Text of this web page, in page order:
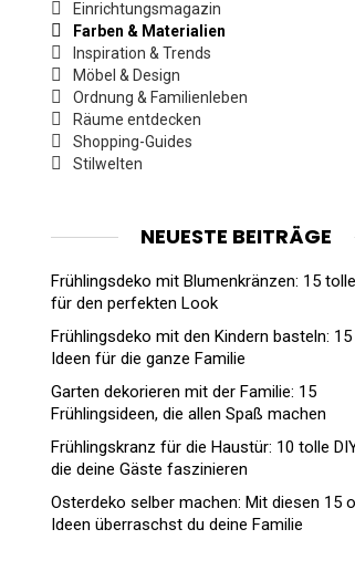
Einrichtungsmagazin
Farben & Materialien
Inspiration & Trends
Möbel & Design
Ordnung & Familienleben
Räume entdecken
Shopping-Guides
Stilwelten
NEUESTE BEITRÄGE
Frühlingsdeko mit Blumenkränzen: 15
für den perfekten Look
Frühlingsdeko mit den Kindern basteln:
Ideen für die ganze Familie
Garten dekorieren mit der Familie: 15
Frühlingsideen, die allen Spaß machen
Frühlingskranz für die Haustür: 10 tolle
die deine Gäste faszinieren
Osterdeko selber machen: Mit diesen 15
Ideen überraschst du deine Familie